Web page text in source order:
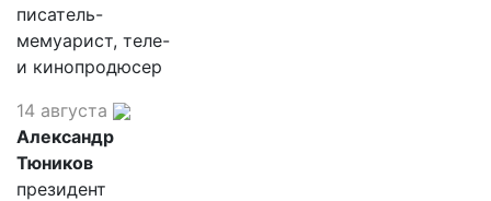
писатель-
мемуарист, теле-
и кинопродюсер
14 августа
Александр
Тюников
президент